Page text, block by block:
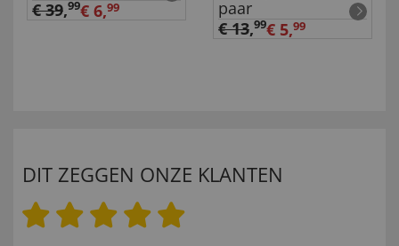
€ 39,99€ 6,99
paar
€ 13,99€ 5,99
DIT ZEGGEN ONZE KLANTEN